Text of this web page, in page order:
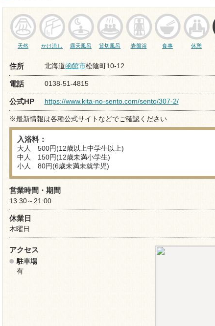
天然 かけ流し 露天風呂 貸切風呂 岩盤浴 食事 休憩
住所 北海道函館市松陰町10-12
電話 0138-51-4815
公式HP https://www.kita-no-sento.com/sento/307-2/
※最新情報は各種公式サイトなどでご確認ください
入浴料：
大人 500円(12歳以上中学生以上)
中人 150円(12歳未満小学生)
小人 80円(6歳未満未就学児)
営業時間・期間
13:30～21:00
休業日
木曜日
アクセス
駐車場
有